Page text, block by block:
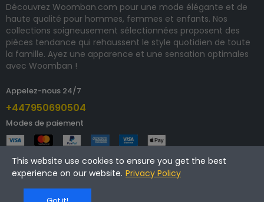
Découvrez Woomban.com pour une mode élégante et de
haute qualité pour hommes, femmes et enfants. Nos
collections soigneusement sélectionnées proposent des
pièces tendance qui rehaussent le style quotidien de toute
la famille. Ayez une apparence et une sensation optimales
avec Woomban !
Appelez-nous 24/7
+447950690504
Modes de paiement
Copyright © 2025 woomban.com. Tous droits réservés.
This website use cookies to ensure you get the best
experience on our website. Privacy Policy